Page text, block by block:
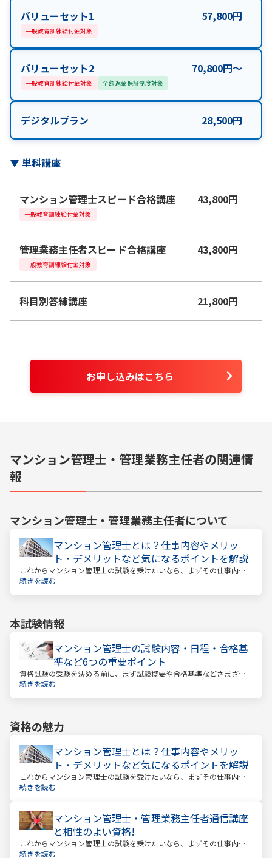
バリューセット1 57,800円
一般教育訓練給付金対象
バリューセット2 70,800円〜
一般教育訓練給付金対象 全額返金保証制度対象
デジタルプラン 28,500円
▼単科講座
マンション管理士スピード合格講座 43,800円
一般教育訓練給付金対象
管理業務主任者スピード合格講座 43,800円
一般教育訓練給付金対象
科目別答練講座 21,800円
お申し込みはこちら
マンション管理士・管理業務主任者の関連情
報
マンション管理士・管理業務主任者について
マンション管理士とは？仕事内容やメリッ
ト・デメリットなど気になるポイントを解説
これからマンション管理士の試験を受けたいなら、まずその仕事内容
を確かめましょう。この仕事では、マンション管理組合の総合的なサ
続きを読む
本試験情報
マンション管理士の試験内容・日程・合格基
準など6つの重要ポイント
資格試験の受験を決める前に、まず試験概要や合格基準などさまざま
なことを把握しておくことが大切です。試験までの日数を計算し、無
続きを読む
資格の魅力
マンション管理士とは？仕事内容やメリッ
ト・デメリットなど気になるポイントを解説
これからマンション管理士の試験を受けたいなら、まずその仕事内容
を確かめましょう。この仕事では、マンション管理組合の総合的なサ
続きを読む
マンション管理士・管理業務主任者通信講座
と相性のよい資格!
これからマンション管理士の試験を受けたいなら、まずその仕事内容
を確かめましょう。この仕事では、マンション管理組合の総合的なサ
続きを読む